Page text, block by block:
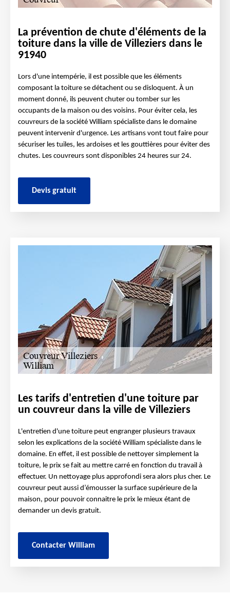
La prévention de chute d'éléments de la
toiture dans la ville de Villeziers dans le
91940
Lors d'une intempérie, il est possible que les éléments
composant la toiture se détachent ou se disloquent. À un
moment donné, ils peuvent chuter ou tomber sur les
occupants de la maison ou des voisins. Pour éviter cela, les
couvreurs de la société William spécialiste dans le domaine
peuvent intervenir d'urgence. Les artisans vont tout faire pour
sécuriser les tuiles, les ardoises et les gouttières pour éviter des
chutes. Les couvreurs sont disponibles 24 heures sur 24.
Devis gratuit
Les tarifs d'entretien d'une toiture par
un couvreur dans la ville de Villeziers
L'entretien d'une toiture peut engranger plusieurs travaux
selon les explications de la société William spécialiste dans le
domaine. En effet, il est possible de nettoyer simplement la
toiture, le prix se fait au mettre carré en fonction du travail à
effectuer. Un nettoyage plus approfondi sera alors plus cher. Le
couvreur peut aussi d’émousser la surface supérieure de la
maison, pour pouvoir connaitre le prix le mieux étant de
demander un devis gratuit.
Contacter William